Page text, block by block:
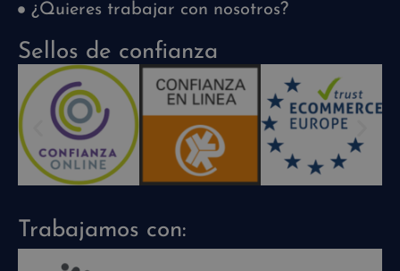
¿Quieres trabajar con nosotros?
Sellos de confianza
Trabajamos con: